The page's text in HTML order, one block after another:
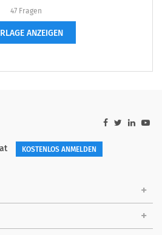
47 Fragen
ANZEIGEN
KOSTENLOS ANMELDEN